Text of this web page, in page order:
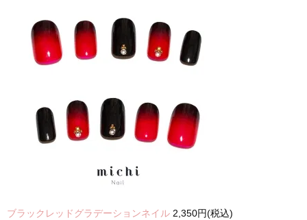
ブラックレッドグラデーションネイル 2,350円(税込)